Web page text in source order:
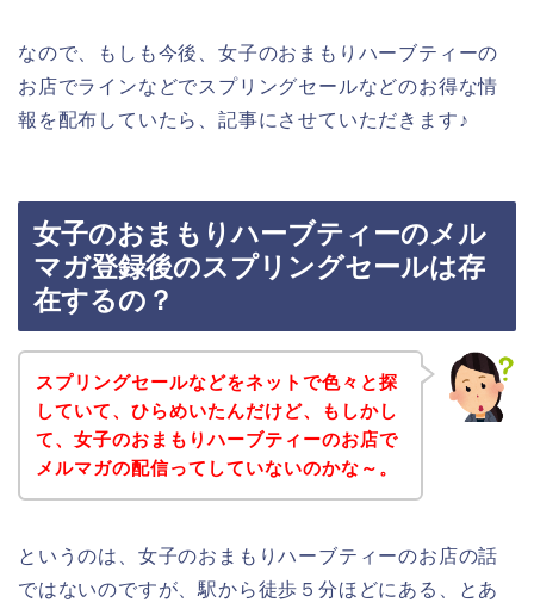
なので、もしも今後、女子のおまもりハーブティーの
お店でラインなどでスプリングセールなどのお得な情
報を配布していたら、記事にさせていただきます♪
女子のおまもりハーブティーのメル
マガ登録後のスプリングセールは存
在するの？
スプリングセールなどをネットで色々と探
していて、ひらめいたんだけど、もしかし
て、女子のおまもりハーブティーのお店で
メルマガの配信ってしていないのかな～。
というのは、女子のおまもりハーブティーのお店の話
ではないのですが、駅から徒歩５分ほどにある、とあ